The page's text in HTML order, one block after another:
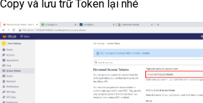
Copy và lưu trữ Token lại nhé